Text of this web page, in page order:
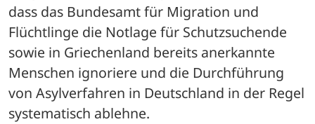
dass das Bundesamt für Migration und
Flüchtlinge die Notlage für Schutzsuchende
sowie in Griechenland bereits anerkannte
Menschen ignoriere und die Durchführung
von Asylverfahren in Deutschland in der Regel
systematisch ablehne.